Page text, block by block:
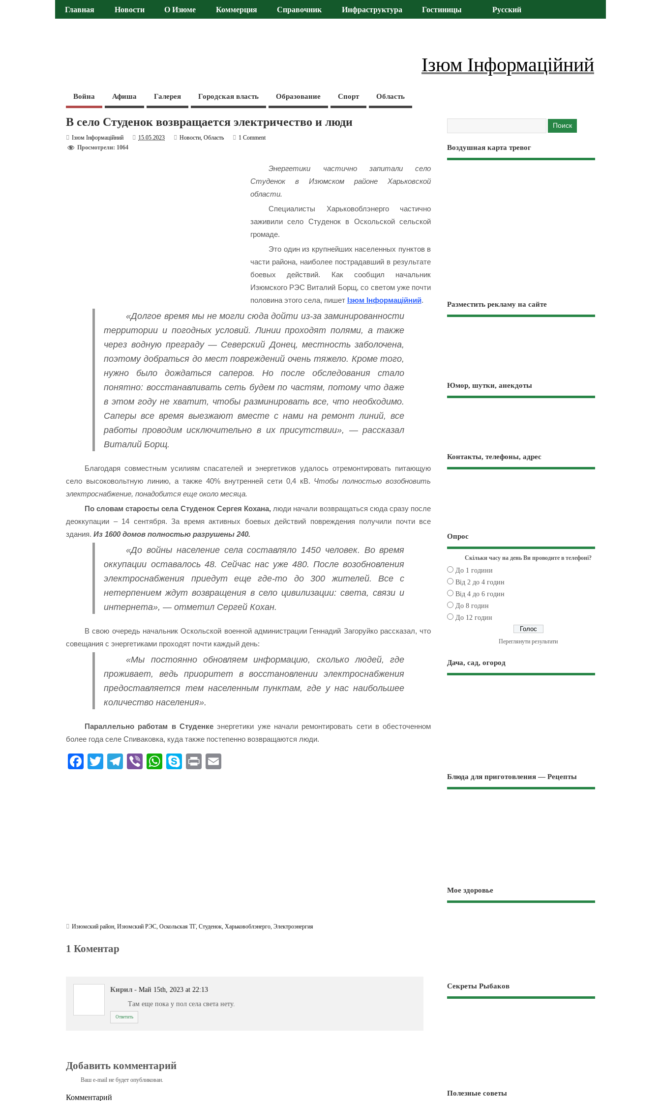
Главная Новости О Изюме Коммерция Справочник Инфраструктура Гостиницы Русский
Ізюм Інформаційний
Война Афиша Галерея Городская власть Образование Спорт Область
В село Студенок возвращается электричество и люди
Ізюм Інформаційний 15.05.2023 Новости,Область
1 Comment
Просмотрели: 1064
Энергетики частично запитали село
Студенок в Изюмском районе Харьковской
области.
Специалисты Харьковоблэнерго частично
заживили село Студенок в Оскольской сельской
громаде.
Это один из крупнейших населенных пунктов в
части района, наиболее пострадавший в результате
боевых действий. Как сообщил начальник
Изюмского РЭС Виталий Борщ, со светом уже почти
половина этого села, пишет Ізюм Інформаційний.
«Долгое время мы не могли сюда дойти из-за заминированности
территории и погодных условий. Линии проходят полями, а также
через водную преграду — Северский Донец, местность заболочена,
поэтому добраться до мест повреждений очень тяжело. Кроме того,
нужно было дождаться саперов. Но после обследования стало
понятно: восстанавливать сеть будем по частям, потому что даже
в этом году не хватит, чтобы разминировать все, что необходимо.
Саперы все время выезжают вместе с нами на ремонт линий, все
работы проводим исключительно в их присутствии», — рассказал
Виталий Борщ.
Благодаря совместным усилиям спасателей и энергетиков удалось отремонтировать питающую
село высоковольтную линию, а также 40% внутренней сети 0,4 кВ. Чтобы полностью возобновить
электроснабжение, понадобится еще около месяца.
По словам старосты села Студенок Сергея Кохана, люди начали возвращаться сюда сразу после
деоккупации – 14 сентября. За время активных боевых действий повреждения получили почти все
здания.Из 1600 домов полностью разрушены 240.
«До войны население села составляло 1450 человек. Во время
оккупации оставалось 48. Сейчас нас уже 480. После возобновления
электроснабжения приедут еще где-то до 300 жителей. Все с
нетерпением ждут возвращения в село цивилизации: света, связи и
интернета», — отметил Сергей Кохан.
В свою очередь начальник Оскольской военной администрации Геннадий Загоруйко рассказал, что
совещания с энергетиками проходят почти каждый день:
«Мы постоянно обновляем информацию, сколько людей, где
проживает, ведь приоритет в восстановлении электроснабжения
предоставляется тем населенным пунктам, где у нас наибольшее
количество населения».
Параллельно работам в Студенкеэнергетики уже начали ремонтировать сети в обесточенном
более года селе Спиваковка, куда также постепенно возвращаются люди.
Fa T
Te Vi
W
S
Pr
Изюмский район,Изюмский РЭС,Оскольская ТГ,Студенок,Харьковоблэнерго,Электроэнергия
1 Коментар
Кирил - Май 15th, 2023 at 22:13
Там еще пока у пол села света нету.
Ответить
Добавить комментарий
Ваш e-mail не будет опубликован.
Комментарий
Воздушная карта тревог
Разместить рекламу на сайте
Юмор, шутки, анекдоты
Контакты, телефоны, адрес
Опрос
Скільки часу на день Ви проводите в телефоні?
До 1 години
Від 2 до 4 годин
Від 4 до 6 годин
До 8 годин
До 12 годин
Переглянути результати
Дача, сад, огород
Блюда для приготовления — Рецепты
Мое здоровье
Секреты Рыбаков
Полезные советы